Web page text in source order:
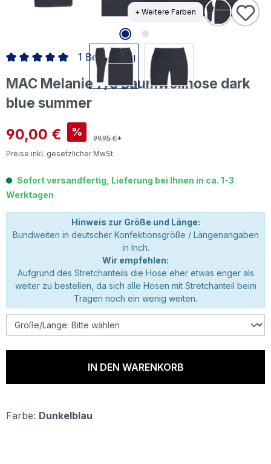
+ Weitere Farben
MAC Melanie 7/8 Baumwollhose dark
blue summer
Verkaufspreis:
90,00 € %
99,95 €*
Preise inkl. gesetzlicher MwSt.
Durchschnittliche Bewertung von 5 von 5 Sternen
1 Bewertung
Sofort versandfertig, Lieferung bei Ihnen in ca. 1-3
Werktagen
Hinweis zur Größe und Länge:
Bundweiten in deutscher Konfektionsgröße / Längenangaben
in Inch.
Wir empfehlen:
Aufgrund des Stretchanteils die Hose eher etwas enger als
weiter zu bestellen, da sich alle Hosen mit Stretchanteil beim
Tragen noch ein wenig weiten.
IN DEN WARENKORB
Farbe: Dunkelblau